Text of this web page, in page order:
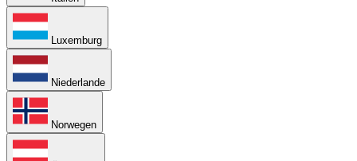
Luxemburg
Niederlande
Norwegen